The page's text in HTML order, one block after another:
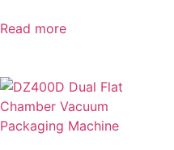
Read more